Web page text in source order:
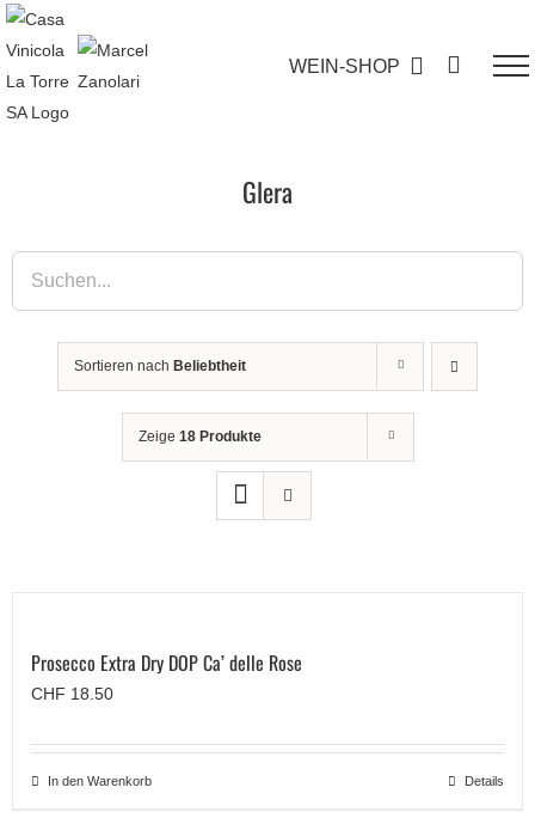
Zum
Inhalt
springen
WEIN-SHOP
Glera
Sortieren nach Beliebtheit
Zeige 18 Produkte
Prosecco Extra Dry DOP Ca’ delle Rose
CHF 18.50
In den Warenkorb Details